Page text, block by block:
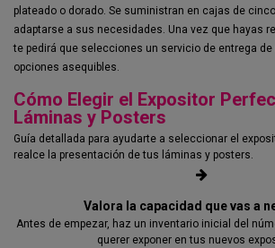
plateado o dorado. Se suministran en cajas de
adaptarse a sus necesidades. Una vez que hayas
te pedirá que selecciones un servicio de entrega
opciones asequibles.
Cómo Elegir el Expositor
Láminas y Posters
Guía detallada para ayudarte a seleccionar el
realce la presentación de tus láminas y posters.
Valora la capacidad que vas a
Antes de empezar, haz un inventario inicial del
querer exponer en tus nuevos